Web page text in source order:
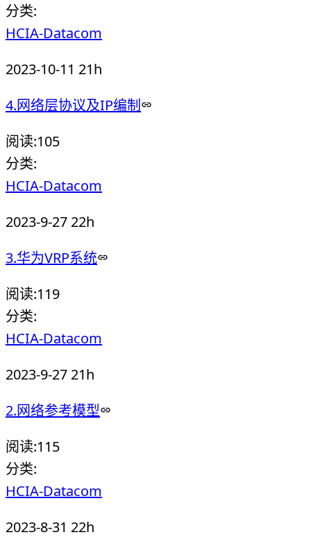
分类:
HCIA-Datacom
2023-10-11 21h
4.网络层协议及IP编制
阅读:105
分类:
HCIA-Datacom
2023-9-27 22h
3.华为VRP系统
阅读:119
分类:
HCIA-Datacom
2023-9-27 21h
2.网络参考模型
阅读:115
分类:
HCIA-Datacom
2023-8-31 22h